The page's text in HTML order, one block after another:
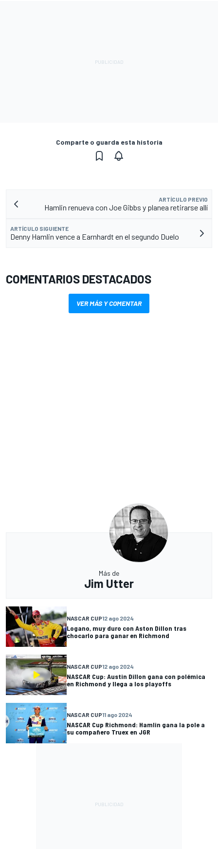
Comparte o guarda esta historia
ARTÍCULO PREVIO
Hamlin renueva con Joe Gibbs y planea retirarse allí
ARTÍCULO SIGUIENTE
Denny Hamlin vence a Earnhardt en el segundo Duelo
COMENTARIOS DESTACADOS
VER MÁS Y COMENTAR
Más de
Jim Utter
NASCAR CUP12 ago 2024
Logano, muy duro con Aston Dillon tras
chocarlo para ganar en Richmond
NASCAR CUP12 ago 2024
NASCAR Cup: Austin Dillon gana con polémica
en Richmond y llega a los playoffs
NASCAR CUP11 ago 2024
NASCAR Cup Richmond: Hamlin gana la pole a
su compañero Truex en JGR